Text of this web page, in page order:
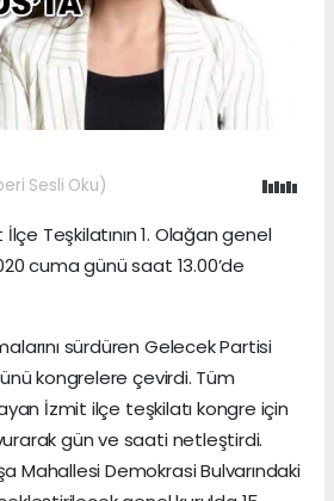
Sesli Oku)
Teşkilatının 1. Olağan genel
cuma günü saat 13.00’de
sürdüren Gelecek Partisi
kongrelere çevirdi. Tüm
İzmit ilçe teşkilatı kongre için
gün ve saati netleştirdi.
Mahallesi Demokrasi Bulvarındaki